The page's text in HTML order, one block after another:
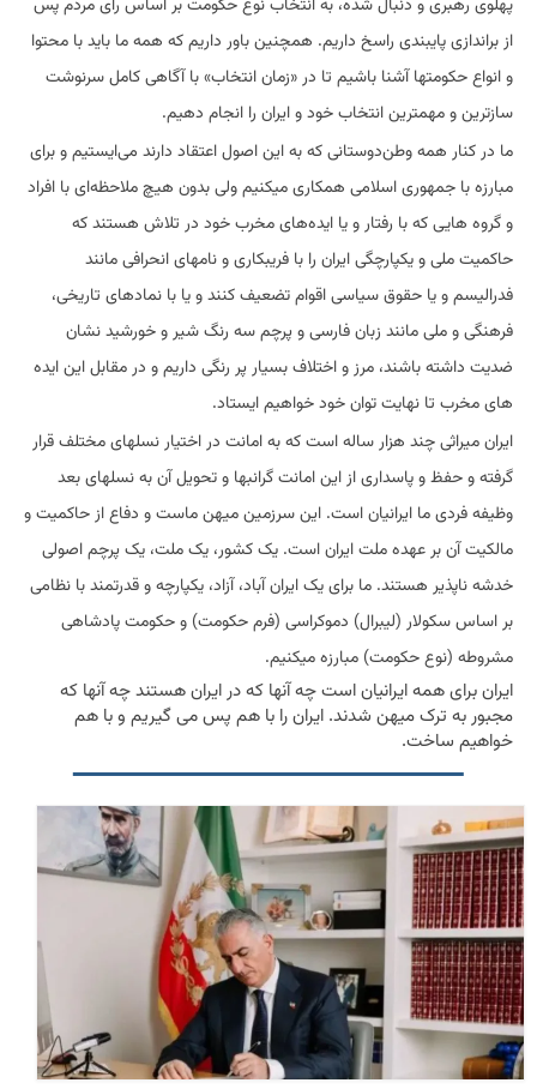
پهلوی رهبری و دنبال شده، به انتخاب نوع حکومت بر اساس رای مردم پس
از براندازی پایبندی راسخ داریم. همچنین باور داریم که همه ما باید با محتوا
و انواع حکومتها آشنا باشیم تا در «زمان انتخاب» با آگاهی کامل سرنوشت
سازترین و مهمترین انتخاب خود و ایران را انجام دهیم.
ما در کنار همه وطن‌دوستانی که به این اصول اعتقاد دارند می‌ایستیم و برای
مبارزه با جمهوری اسلامی همکاری میکنیم ولی بدون هیچ ملاحظه‌ای با افراد
و گروه هایی که با رفتار و یا ایده‌های مخرب خود در تلاش هستند که
حاکمیت ملی و یکپارچگی ایران را با فریبکاری و نامهای انحرافی مانند
فدرالیسم و یا حقوق سیاسی اقوام تضعیف کنند و یا با نمادهای تاریخی،
فرهنگی و ملی مانند زبان فارسی و پرچم سه رنگ شیر و خورشید نشان
ضدیت داشته باشند، مرز و اختلاف بسیار پر رنگی داریم و در مقابل این ایده
های مخرب تا نهایت توان خود خواهیم ایستاد.
ایران میراثی چند هزار ساله است که به امانت در اختیار نسلهای مختلف قرار
گرفته و حفظ و پاسداری از این امانت گرانبها و تحویل آن به نسلهای بعد
وظیفه فردی ما ایرانیان است. این سرزمین میهن ماست و دفاع از حاکمیت و
مالکیت آن بر عهده ملت ایران است. یک کشور، یک ملت، یک پرچم اصولی
خدشه ناپذیر هستند. ما برای یک ایران آباد، آزاد، یکپارچه و قدرتمند با نظامی
بر اساس سکولار (لیبرال) دموکراسی (فرم حکومت) و حکومت پادشاهی
مشروطه (نوع حکومت) مبارزه میکنیم.
ایران برای همه ایرانیان است چه آنها که در ایران هستند چه آنها که
مجبور به ترک میهن شدند. ایران را با هم پس می گیریم و با هم
خواهیم ساخت.